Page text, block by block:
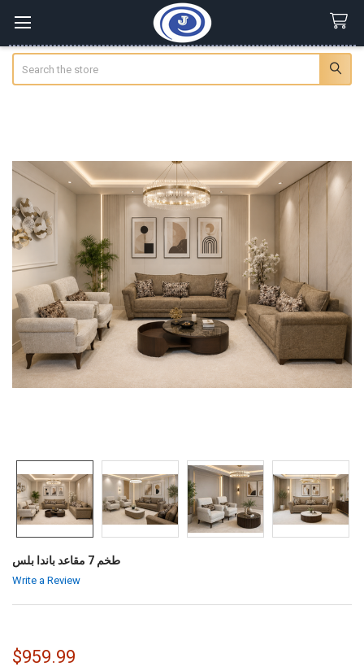
طخم 7 مقاعد باندا بلس
Write a Review
$959.99